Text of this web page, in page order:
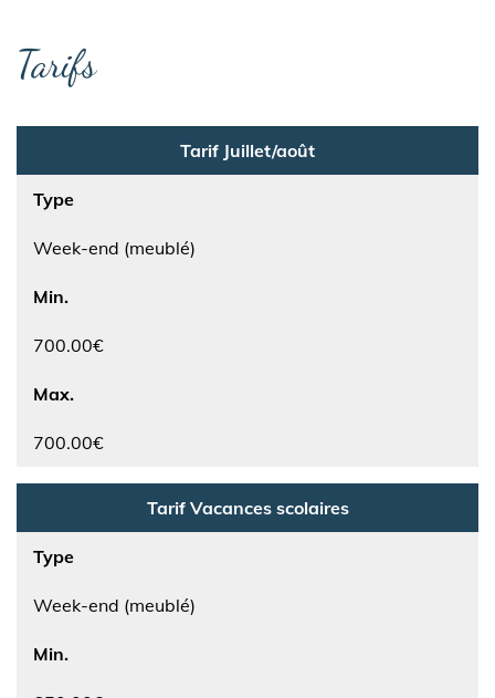
Tarifs
Tarif Juillet/août
Type
Week-end (meublé)
Min.
700.00€
Max.
700.00€
Tarif Vacances scolaires
Type
Week-end (meublé)
Min.